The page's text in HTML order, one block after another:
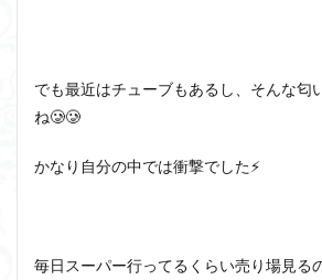
でも最近はチューブもあるし、そんな匂
ね🥲🥲
かなり自分の中では衝撃でした⚡
毎日スーパー行ってるくらい売り場見る